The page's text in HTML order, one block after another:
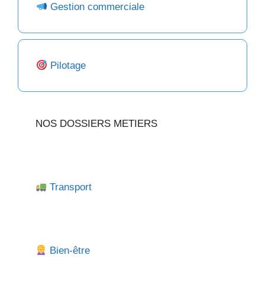
Gestion commerciale
Pilotage
NOS DOSSIERS METIERS
Transport
Bien-être